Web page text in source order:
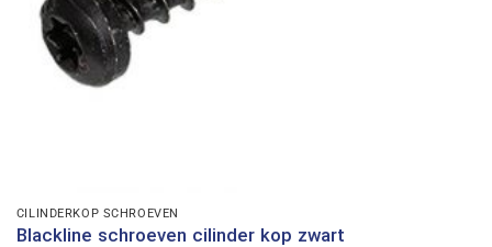
CILINDERKOP SCHROEVEN
Blackline schroeven cilinder kop zwart